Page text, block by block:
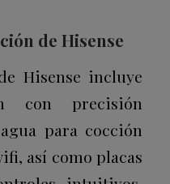
de Hisense
Hisense incluye
con precisión
para cocción
así como placas